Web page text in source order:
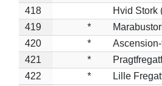
418
Hvid Stork
419
*
420
*
421
*
422
*
Lille